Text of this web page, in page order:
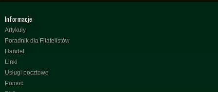
Informacje
Artykuły
Poradnik dla Filatelistów
Handel
Linki
Usługi pocztowe
Pomoc